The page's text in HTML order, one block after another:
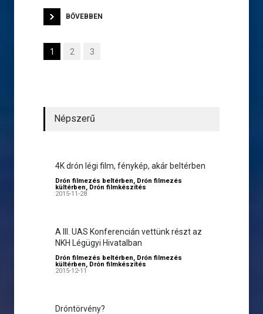
BŐVEBBEN
1 2 3
Népszerű
4K drón légi film, fénykép, akár beltérben
Drón filmezés beltérben, Drón filmezés
kültérben, Drón filmkészítés
2015-11-28
A III. UAS Konferencián vettünk részt az
NKH Légügyi Hivatalban
Drón filmezés beltérben, Drón filmezés
kültérben, Drón filmkészítés
2015-12-11
Dróntörvény?